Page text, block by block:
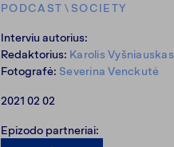
PODCAST \ SOCIETY
Interviu autorius:
Redaktorius: Karolis Vyšniauskas
Fotografė: Severina Venckutė
2021 02 02
Epizodo partneriai: